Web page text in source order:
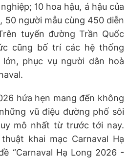
10 hoa hậu, á hậu của
50 người mẫu cùng 450 diễn
tuyến đường Trần Quốc
cũng bố trí các hệ thống
phục vụ người dân hoà
hứa hẹn mang đến không
vũ điệu đường phố sôi
mô nhất từ trước tới nay.
khai mạc Carnaval Hạ
“Carnaval Hạ Long 2026 -